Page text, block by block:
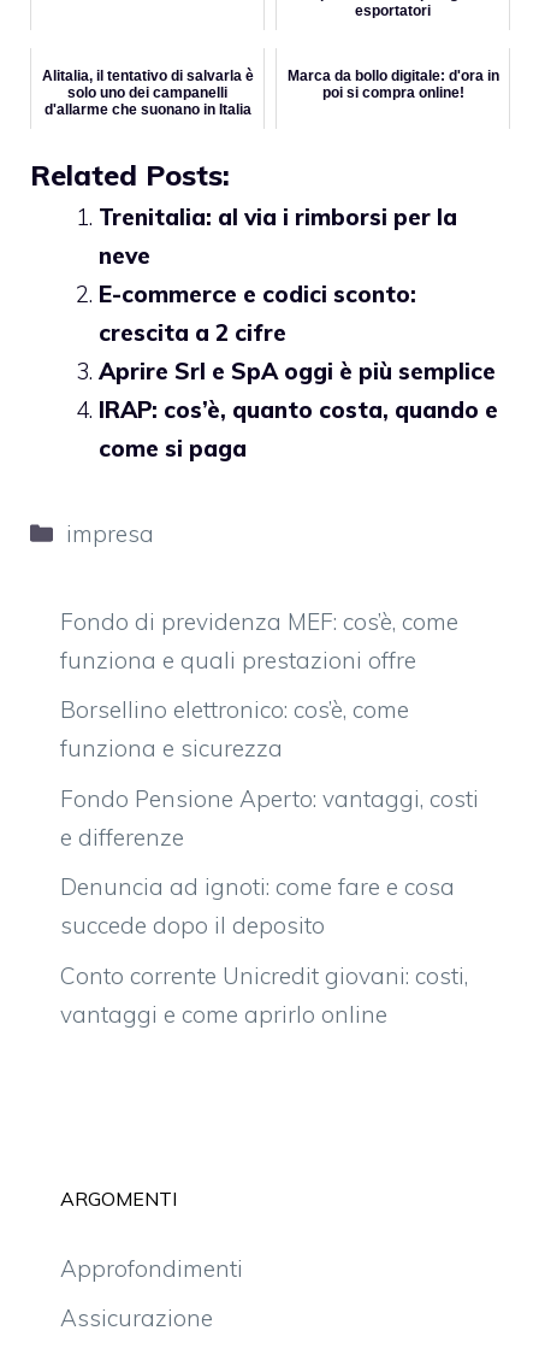
esportatori
Alitalia, il tentativo di salvarla è
solo uno dei campanelli
d'allarme che suonano in Italia
Marca da bollo digitale: d'ora in
poi si compra online!
Related Posts:
Trenitalia: al via i rimborsi per la
neve
E-commerce e codici sconto:
crescita a 2 cifre
Aprire Srl e SpA oggi è più semplice
IRAP: cos’è, quanto costa, quando e
come si paga
Categorie
impresa
Fondo di previdenza MEF: cos’è, come
funziona e quali prestazioni offre
Borsellino elettronico: cos’è, come
funziona e sicurezza
Fondo Pensione Aperto: vantaggi, costi
e differenze
Denuncia ad ignoti: come fare e cosa
succede dopo il deposito
Conto corrente Unicredit giovani: costi,
vantaggi e come aprirlo online
ARGOMENTI
Approfondimenti
Assicurazione